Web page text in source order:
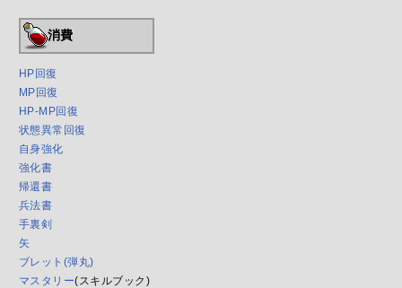
消費
HP回復
MP回復
HP-MP回復
状態異常回復
自身強化
強化書
帰還書
兵法書
手裏剣
矢
ブレット(弾丸)
マスタリー(スキルブック)